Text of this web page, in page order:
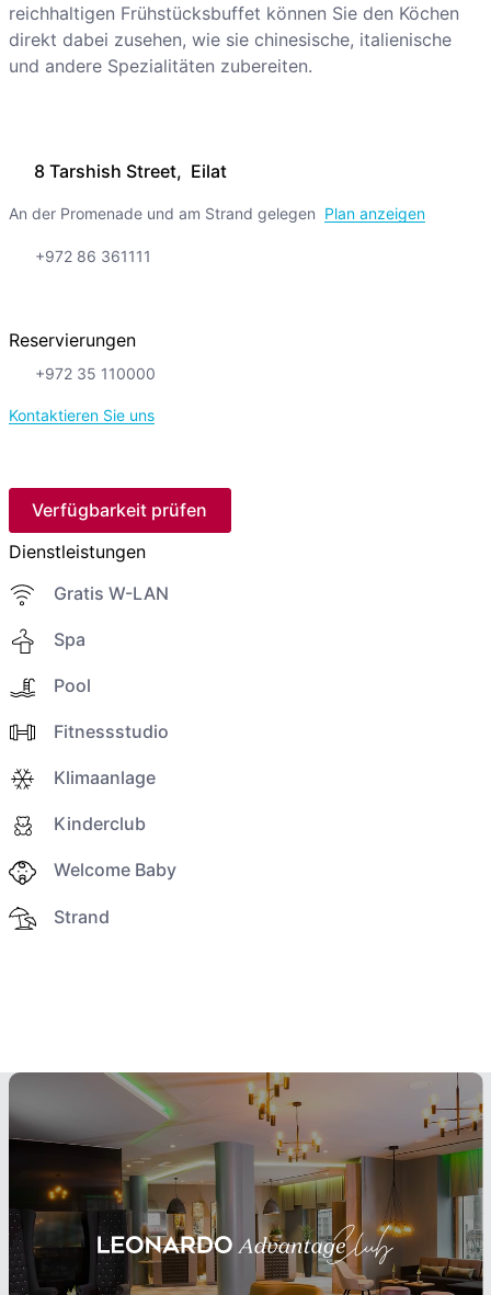
8 Tarshish Street, Eilat
An der Promenade und am Strand gelegen Plan anzeigen
+972 86 361111
Reservierungen
+972 35 110000
Kontaktieren Sie uns
Verfügbarkeit prüfen
Dienstleistungen
Gratis W-LAN
Spa
Pool
Fitnessstudio
Klimaanlage
Kinderclub
Welcome Baby
Strand
reichhaltigen Frühstücksbuffet können Sie den Köchen
direkt dabei zusehen, wie sie chinesische, italienische
und andere Spezialitäten zubereiten.